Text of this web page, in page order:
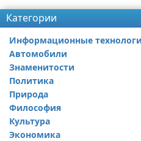
Категории
Информационные
Автомобили
Знаменитости
Политика
Природа
Философия
Культура
Экономика